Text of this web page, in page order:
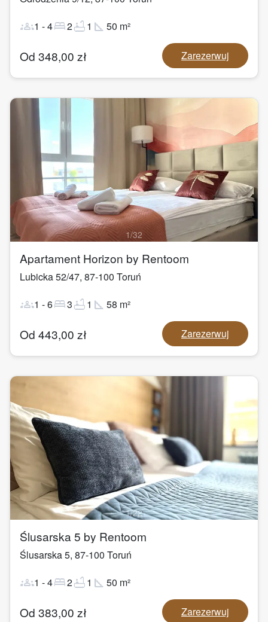
groups1 -4bed2bathtub1 square_foot 50 m²
Od 348,00 zł Zarezerwuj
1/32
Apartament Horizon by Rentoom
Lubicka 52/47, 87-100 Toruń
groups1 -6bed3bathtub1 square_foot 58 m²
Od 443,00 zł Zarezerwuj
1/22
Ślusarska 5 by Rentoom
Ślusarska 5, 87-100 Toruń
groups1 -4bed2bathtub1 square_foot 50 m²
Od 383,00 zł Zarezerwuj